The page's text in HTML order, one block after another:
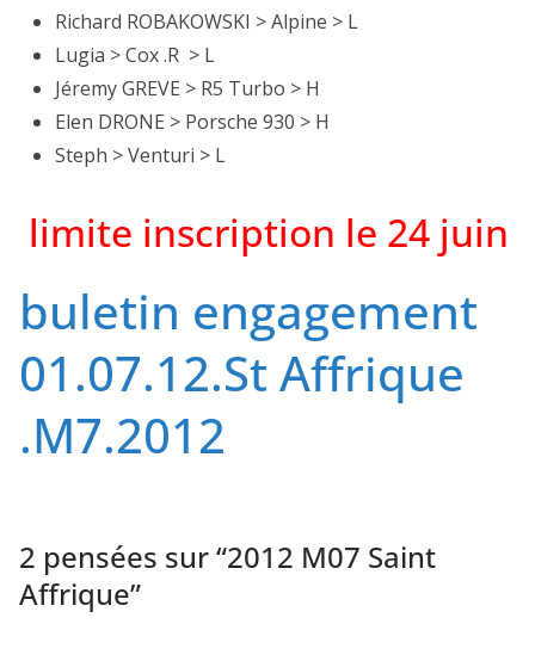
Richard ROBAKOWSKI > Alpine > L
Lugia > Cox .R > L
Jéremy GREVE > R5 Turbo > H
Elen DRONE > Porsche 930 > H
Steph > Venturi > L
limite inscription le 24 juin
buletin engagement
01.07.12.St Affrique
.M7.2012
2 pensées sur “2012 M07 Saint
Affrique”